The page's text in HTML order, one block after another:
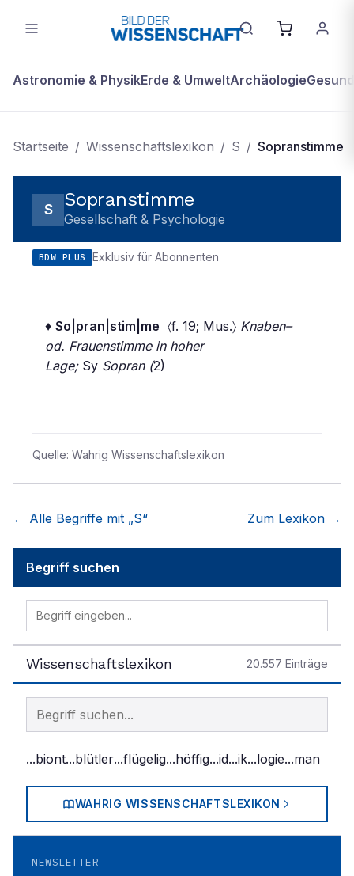
Astronomie & PhysikErde & UmweltArchäologie
Startseite / Wissenschaftslexikon / S / Sopranstimme
S Sopranstimme
Gesellschaft & Psychologie
BDW PLUS Exklusiv für Abonnenten
♦ So|pran|stim|me 〈f. 19; Mus.〉 Knaben–
od. Frauenstimme in hoher
Lage;Sy Sopran (2)
Quelle: Wahrig Wissenschaftslexikon
← Alle Begriffe mit „S“ Zum Lexikon →
Begriff suchen
Wissenschaftslexikon 20.557 Einträge
Begriff im Lexikon suchen
...biont...blütler...flügelig...höffig...id...ik...logie...man
WAHRIG WISSENSCHAFTSLEXIKON
NEWSLETTER